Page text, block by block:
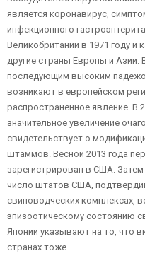
является коронавирус,
инфекционного
Великобритании в 1971 году и
другие страны Европы и Азии.
последующим высоким
возникают в европейском
распространенное явление. В
значительное увеличение
свидетельствует о
штаммов. Весной 2013 года
зарегистрирован в США.
число штатов США,
свиноводческих комплексах,
эпизоотическому состоянию
Японии указывают на то, что
странах тоже.